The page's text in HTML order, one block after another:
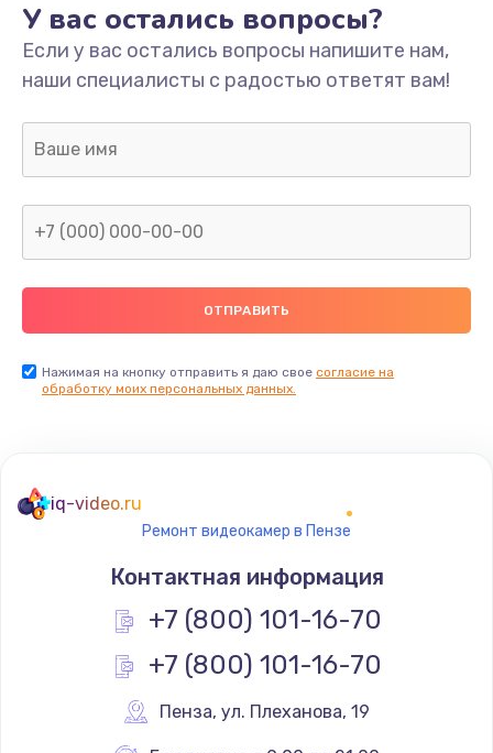
Замена стекла
990 руб.
Заказать
Замена датчика приближения
890 руб.
Заказать
Замена голосового динамика
490 руб.
Заказать
Замена основной камеры
У вас остались вопросы?
Если у вас остались вопросы напишите нам,
наши специалисты с радостью ответят вам!
Нажимая на кнопку отправить я даю свое согласие на
обработку моих персональных данных.
iq-video.ru
Ремонт видеокамер в Пензе
Контактная информация
+7 (800) 101-16-70
+7 (800) 101-16-70
Пенза, ул. Плеханова, 19